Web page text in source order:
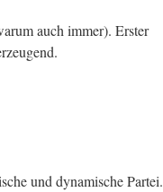
auch immer). Ers­ter
und dyna­mi­sche Par­tei.